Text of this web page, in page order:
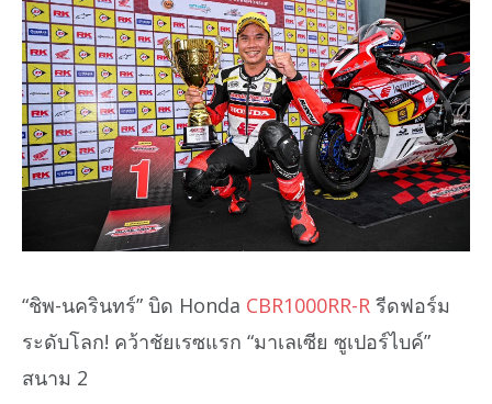
“ชิพ-นครินทร์” บิด Honda CBR1000RR-R รีดฟอร์ม
ระดับโลก! คว้าชัยเรซแรก “มาเลเซีย ซูเปอร์ไบค์”
สนาม 2